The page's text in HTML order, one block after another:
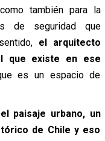
también para la
de seguridad que
el arquitecto
que existe en ese
es un espacio de
paisaje urbano, un
de Chile y eso